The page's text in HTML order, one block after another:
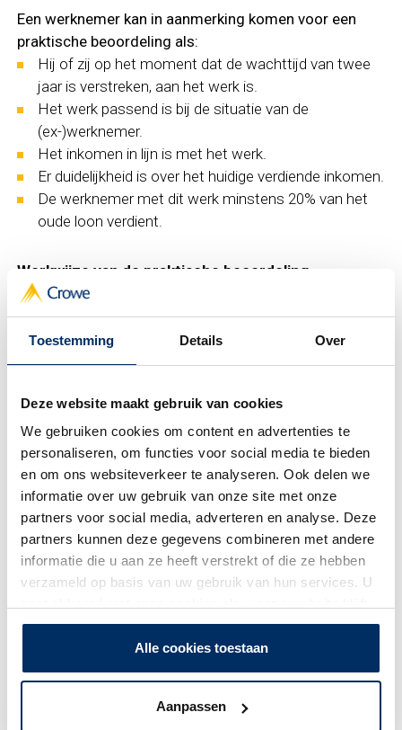
Toestemming Details Over
Deze website maakt gebruik van cookies
We gebruiken cookies om content en advertenties te
personaliseren, om functies voor social media te bieden
en om ons websiteverkeer te analyseren. Ook delen we
informatie over uw gebruik van onze site met onze
partners voor social media, adverteren en analyse. Deze
partners kunnen deze gegevens combineren met andere
informatie die u aan ze heeft verstrekt of die ze hebben
verzameld op basis van uw gebruik van hun services. U
gebruiken.
Alle cookies toestaan
Aanpassen
Een werknemer kan in aanmerking komen voor een
praktische beoordeling als:
Hij of zij op het moment dat de wachttijd van twee
jaar is verstreken, aan het werk is.
Het werk passend is bij de situatie van de
(ex-)werknemer.
Het inkomen in lijn is met het werk.
Er duidelijkheid is over het huidige verdiende inkomen.
De werknemer met dit werk minstens 20% van het
oude loon verdient.
Werkwijze van de praktische beoordeling
Na het indienen van een WIA-aanvraag bepaalt het
UWV of een praktische beoordeling nodig is. Wanneer
aan de genoemde voorwaarden wordt voldaan,
bijbehorende inkomen. Daarnaast wordt gekeken of de
werknemer, ondanks gezondheidsklachten, dit werk
kan blijven doen. Deze beoordeling wordt uitgevoerd
door een arbeidsdeskundige samen met een
verzekeringsarts. Als het werk passend blijkt te zijn,
stelt de arbeidsdeskundige het
arbeidsongeschiktheidspercentage vast, wat
vervolgens bepalend is voor de hoogte van de WIA-
uitkering.
De uitkomst van deze tijdelijke maatregel in de praktijk
werknemers hun gedrag aanpassen om het
arbeidsongeschiktheidspercentage te beïnvloeden. De